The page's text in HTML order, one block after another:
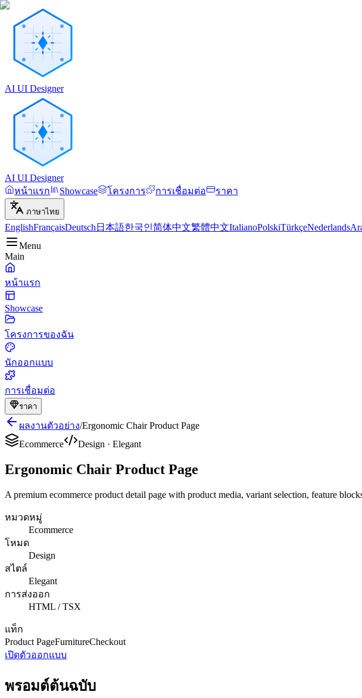
AI UI Designer
AI UI Designer
หน้าแรก
Showcase โครงการ การเชื่อมต่อ ราคา
ภาษาไทย
EnglishFrançaisDeutsch 日本語한국인简体中文繁體中文ItalianoPolskiTürkçeNederlands
Menu
Main
หน้าแรก
Showcase
โครงการของฉัน
นักออกแบบ
การเชื่อมต่อ
ราคา
ผลงานตัวอย่าง/Ergonomic Chair Product Page
Ecommerce
Design · Elegant
Ergonomic Chair Product Page
A premium ecommerce product detail page with product media, variant selection, feature
หมวดหมู่
Ecommerce
โหมด
Design
สไตล์
Elegant
การส่งออก
HTML / TSX
แท็ก
Product PageFurnitureCheckout
เปิดตัวออกแบบ
พรอมต์ต้นฉบับ